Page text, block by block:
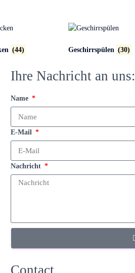
(44) Geschirrspülen (30)
Ihre Nachricht an uns:
Name
E-Mail
Nachricht
Contact